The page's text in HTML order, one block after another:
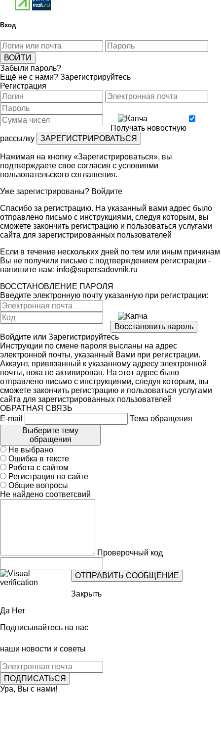
Вход
Забыли пароль?
Ещё не с нами? Зарегистрируйтесь
Регистрация
Получать новостную
рассылку
Нажимая на кнопку «Зарегистрироваться», вы
подтверждаете свое согласия с условиями
пользовательского соглашения.
Уже зарегистрированы? Войдите
Спасибо за регистрацию. На указанный вами адрес было
отправлено письмо с инструкциями, следуя которым, вы
сможете закончить регистрацию и пользоваться услугами
сайта для зарегистрированных пользователей
Если в течение нескольких дней по тем или иным причинам
Вы не получили письмо с подтверждением регистрации -
напишите нам: info@supersadovnik.ru
ВОССТАНОВЛЕНИЕ ПАРОЛЯ
Введите электронную почту указанную при регистрации:
Войдите или Зарегистрируйтесь
Инструкции по смене пароля высланы на адрес
электронной почты, указанный Вами при регистрации.
Аккаунт, привязанный к указанному адресу электронной
почты, пока не активирован. На этот адрес было
отправлено письмо с инструкциями, следуя которым, вы
сможете закончить регистрацию и пользоваться услугами
сайта для зарегистрированных пользователей
ОБРАТНАЯ СВЯЗЬ
E-mail
Тема обращения
Выберите тему
обращения
Не выбрано
Ошибка в тексте
Работа с сайтом
Регистрация на сайте
Общие вопросы
Не найдено соответсвий
Проверочный код
Закрыть
Да Нет
Подписывайтесь на нас
наши новости и советы
Ура, Вы с нами!